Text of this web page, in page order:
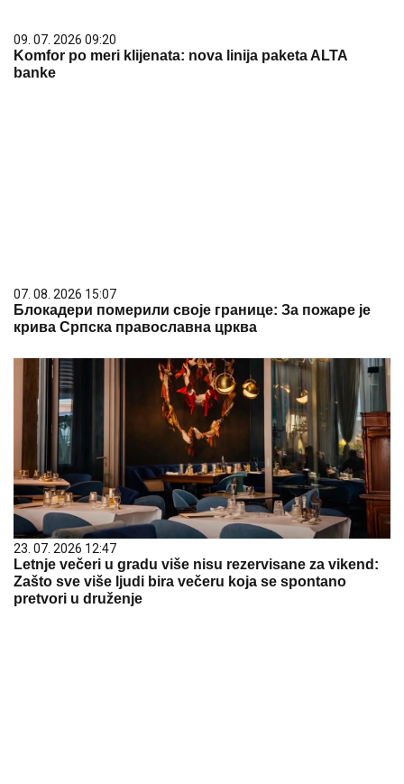
09. 07. 2026 09:20
Komfor po meri klijenata: nova linija paketa ALTA
banke
07. 08. 2026 15:07
Блокадери померили своје границе: За пожаре је
крива Српска православна црква
23. 07. 2026 12:47
Letnje večeri u gradu više nisu rezervisane za vikend:
Zašto sve više ljudi bira večeru koja se spontano
pretvori u druženje